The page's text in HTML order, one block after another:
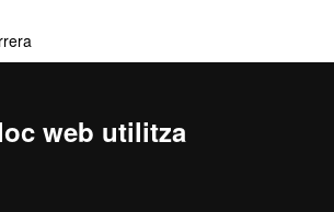
web utilitza